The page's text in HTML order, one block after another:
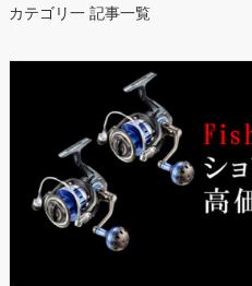
カテゴリ一 記事一覧